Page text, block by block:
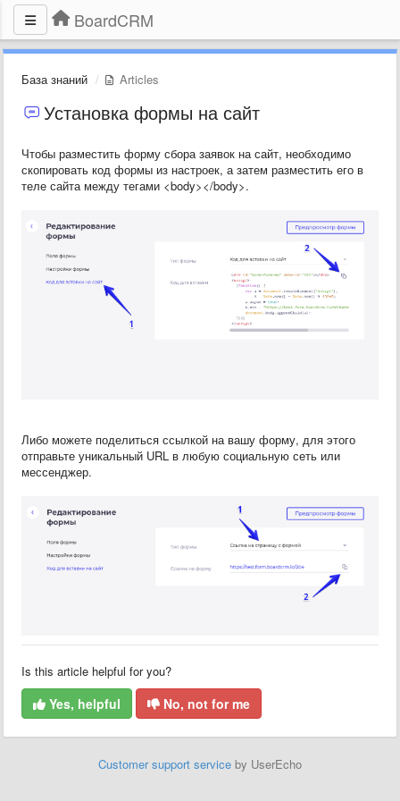
BoardCRM
База знаний Articles
Установка формы на сайт
Чтобы разместить форму сбора заявок на сайт, необходимо
скопировать код формы из настроек, а затем разместить его в
теле сайта между тегами <body></body>.
Либо можете поделиться ссылкой на вашу форму, для этого
отправьте уникальный URL в любую социальную сеть или
мессенджер.
Is this article helpful for you?
Yes, helpful No, not for me
Customer support service by UserEcho